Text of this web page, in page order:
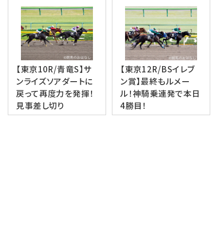
【東京10R/青竜S】サ
ンライズソアダートに
戻って再度力を発揮！
見事差し切り
【東京12R/BSイレブ
ン賞】最終もルメー
ル！神騎乗連発で本日
4勝目！